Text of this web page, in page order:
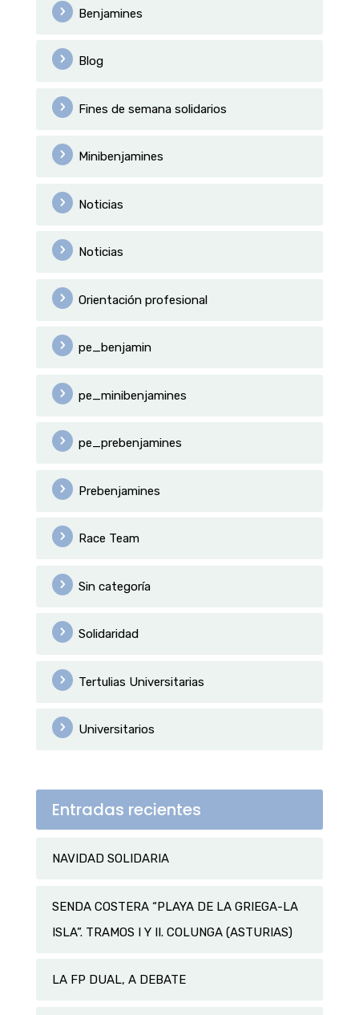
Benjamines
Blog
Fines de semana solidarios
Minibenjamines
Noticias
Noticias
Orientación profesional
pe_benjamin
pe_minibenjamines
pe_prebenjamines
Prebenjamines
Race Team
Sin categoría
Solidaridad
Tertulias Universitarias
Universitarios
Entradas recientes
NAVIDAD SOLIDARIA
SENDA COSTERA “PLAYA DE LA GRIEGA-LA
ISLA”. TRAMOS I Y II. COLUNGA (ASTURIAS)
LA FP DUAL, A DEBATE